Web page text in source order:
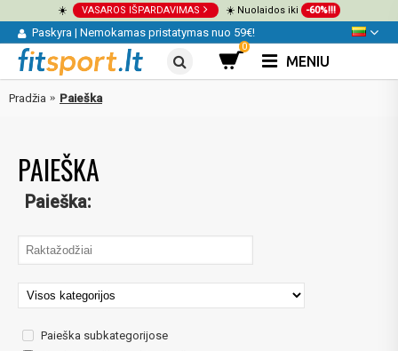
☀️ VASAROS IŠPARDAVIMAS ☀️ Nuolaidos iki -60%!!!
Paskyra | Nemokamas pristatymas nuo 59€!
0
MENIU
Pradžia Paieška
PAIEŠKA
Paieška:
Paieška subkategorijose